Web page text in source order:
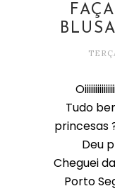
Tudo
princesas
Deu
Cheguei
Porto